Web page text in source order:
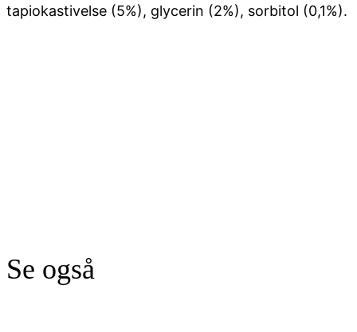
tapiokastivelse (5%), glycerin (2%), sorbitol (0,1%).
Se også